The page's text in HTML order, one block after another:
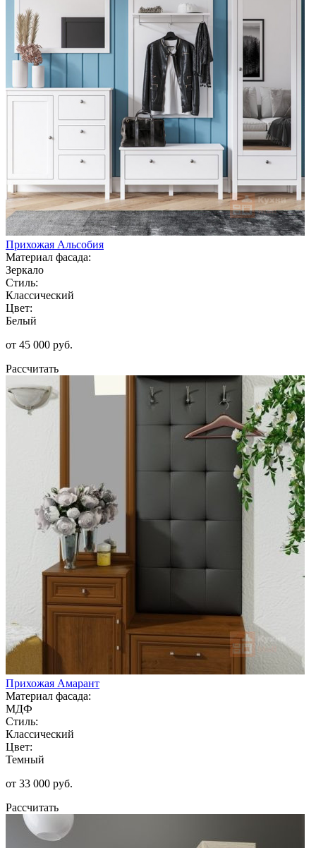
Прихожая Альсобия
Материал фасада:
Зеркало
Стиль:
Классический
Цвет:
Белый
от 45 000 руб.
Рассчитать
Прихожая Амарант
Материал фасада:
МДФ
Стиль:
Классический
Цвет:
Темный
от 33 000 руб.
Рассчитать